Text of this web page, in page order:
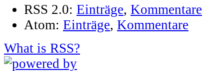
RSS 2.0: Einträge, Kommentare
Atom: Einträge, Kommentare
What is RSS?